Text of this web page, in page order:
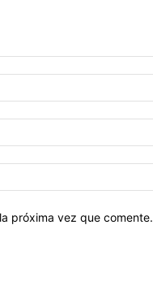
próxima vez que comente.